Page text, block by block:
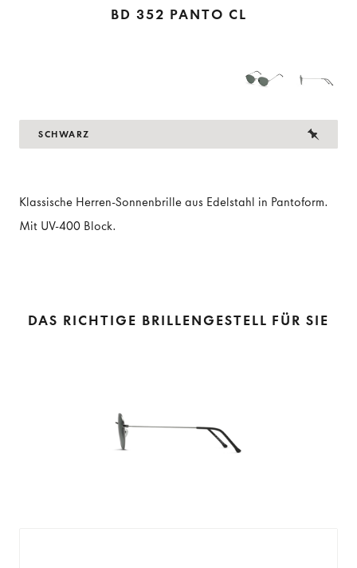
BD 352 PANTO CL
SCHWARZ
Klassische Herren-Sonnenbrille aus Edelstahl in Pantoform.
Mit UV-400 Block.
DAS RICHTIGE BRILLENGESTELL FÜR SIE